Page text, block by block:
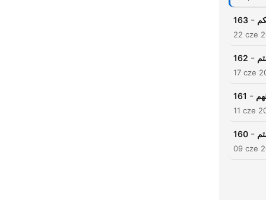
163 -
22 cze
162 -
17 cze
161 -
11 cze
160 -
09 cze